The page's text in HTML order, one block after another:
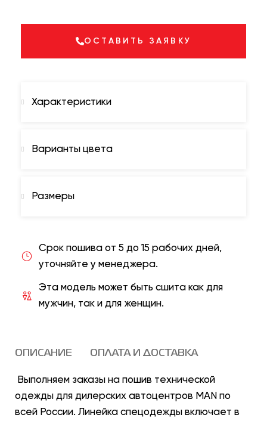
ОСТАВИТЬ ЗАЯВКУ
Характеристики
Варианты цвета
Размеры
Срок пошива от 5 до 15 рабочих дней,
уточняйте у менеджера.
Эта модель может быть сшита как для
мужчин, так и для женщин.
ОПИСАНИЕ ОПЛАТА И ДОСТАВКА
Выполняем заказы на пошив технической
одежды для дилерских автоцентров MAN по
всей России. Линейка спецодежды включает в